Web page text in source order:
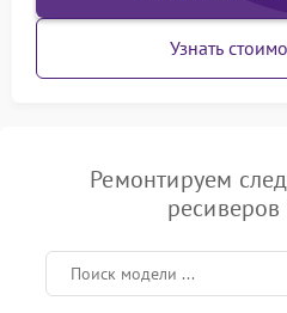
Узнать
Ремонтируем
ресиверов